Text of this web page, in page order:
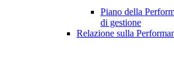
Piano della
di gestione
Relazione sulla